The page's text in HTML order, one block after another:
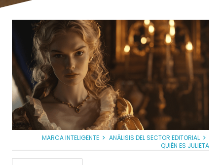
MARCA INTELIGENTE
ANÁLISIS DEL SECTOR EDITORIAL
QUIÉN ES JULIETA